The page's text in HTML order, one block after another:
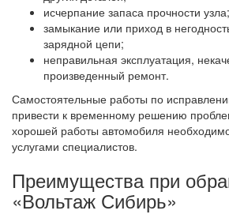
исчерпание запаса прочности узла;
замыкание или приход в
зарядной цепи;
неправильная эксплуатация,
произведенный ремонт.
Самостоятельные работы по
привести к временному решению
хорошей работы автомобиля
услугами специалистов.
Преимущества при
«Вольтаж Сибирь»